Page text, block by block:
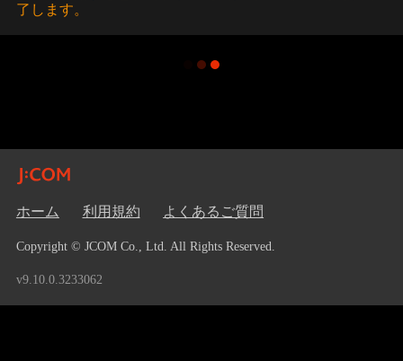
了します。
ホーム 利用規約 よくあるご質問
Copyright © JCOM Co., Ltd. All Rights Reserved.
v9.10.0.3233062